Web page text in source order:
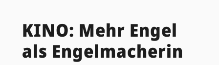
KINO: Mehr Engel
als Engelmacherin